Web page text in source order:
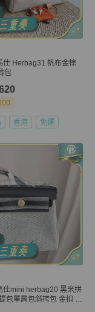
仕 Herbag31 帆布金棕
包
香港 免運
仕mini herbag20 黑米拼
包單肩包斜挎包 金扣 w